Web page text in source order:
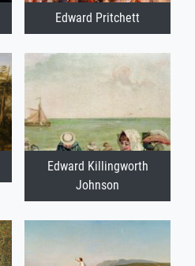
Edward Pritchett
Edward Killingworth
Johnson